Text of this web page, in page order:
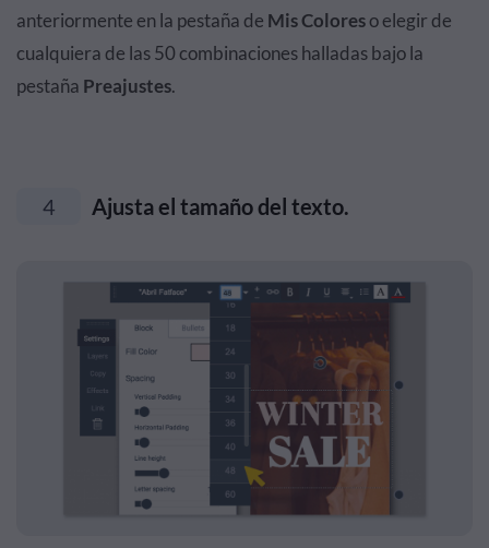
anteriormente en la pestaña de Mis Coloreso elegir de
cualquiera de las 50 combinaciones halladas bajo la
pestaña Preajustes.
4 Ajusta el tamaño del texto.